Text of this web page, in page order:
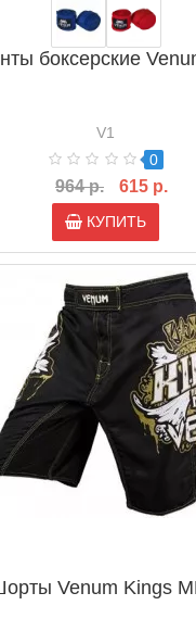
боксерские
V1
0
964 р. 615 р.
КУПИТЬ
Venum Kings